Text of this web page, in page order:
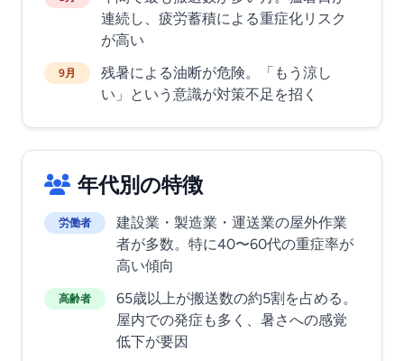
連続し、疲労蓄積による重症化リスク
が高い
9月
残暑による油断が危険。「もう涼し
い」という意識が対策不足を招く
年代別の特徴
労働者
建設業・製造業・運送業の屋外作業
者が多数。特に40〜60代の重症率が
高い傾向
高齢者
65歳以上が搬送数の約5割を占める。
屋内での発症も多く、暑さへの感覚
低下が要因